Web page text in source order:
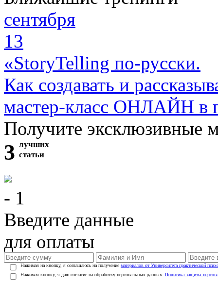
сентября
13
«StoryTelling по-русски.
Как создавать и
мастер-класс ОНЛАЙН в
Получите эксклюзивные
3 лучших
статьи
- 1
Введите данные
для оплаты
Нажимая на кнопку, я соглашаюсь на получение материалов от Университета практической
Нажимая кнопку, я даю согласие на обработку персональных данных. Политика защиты